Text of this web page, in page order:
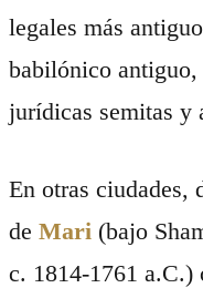
legales más
babilónico
jurídicas semitas y
En otras ciudades,
de Mari (bajo
c. 1814-1761 a.C.)